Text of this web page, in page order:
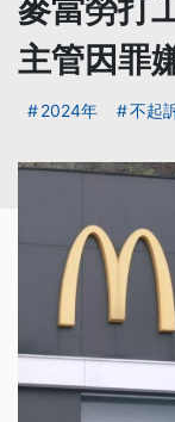
麥當勞打
主管因罪
2024年 不起